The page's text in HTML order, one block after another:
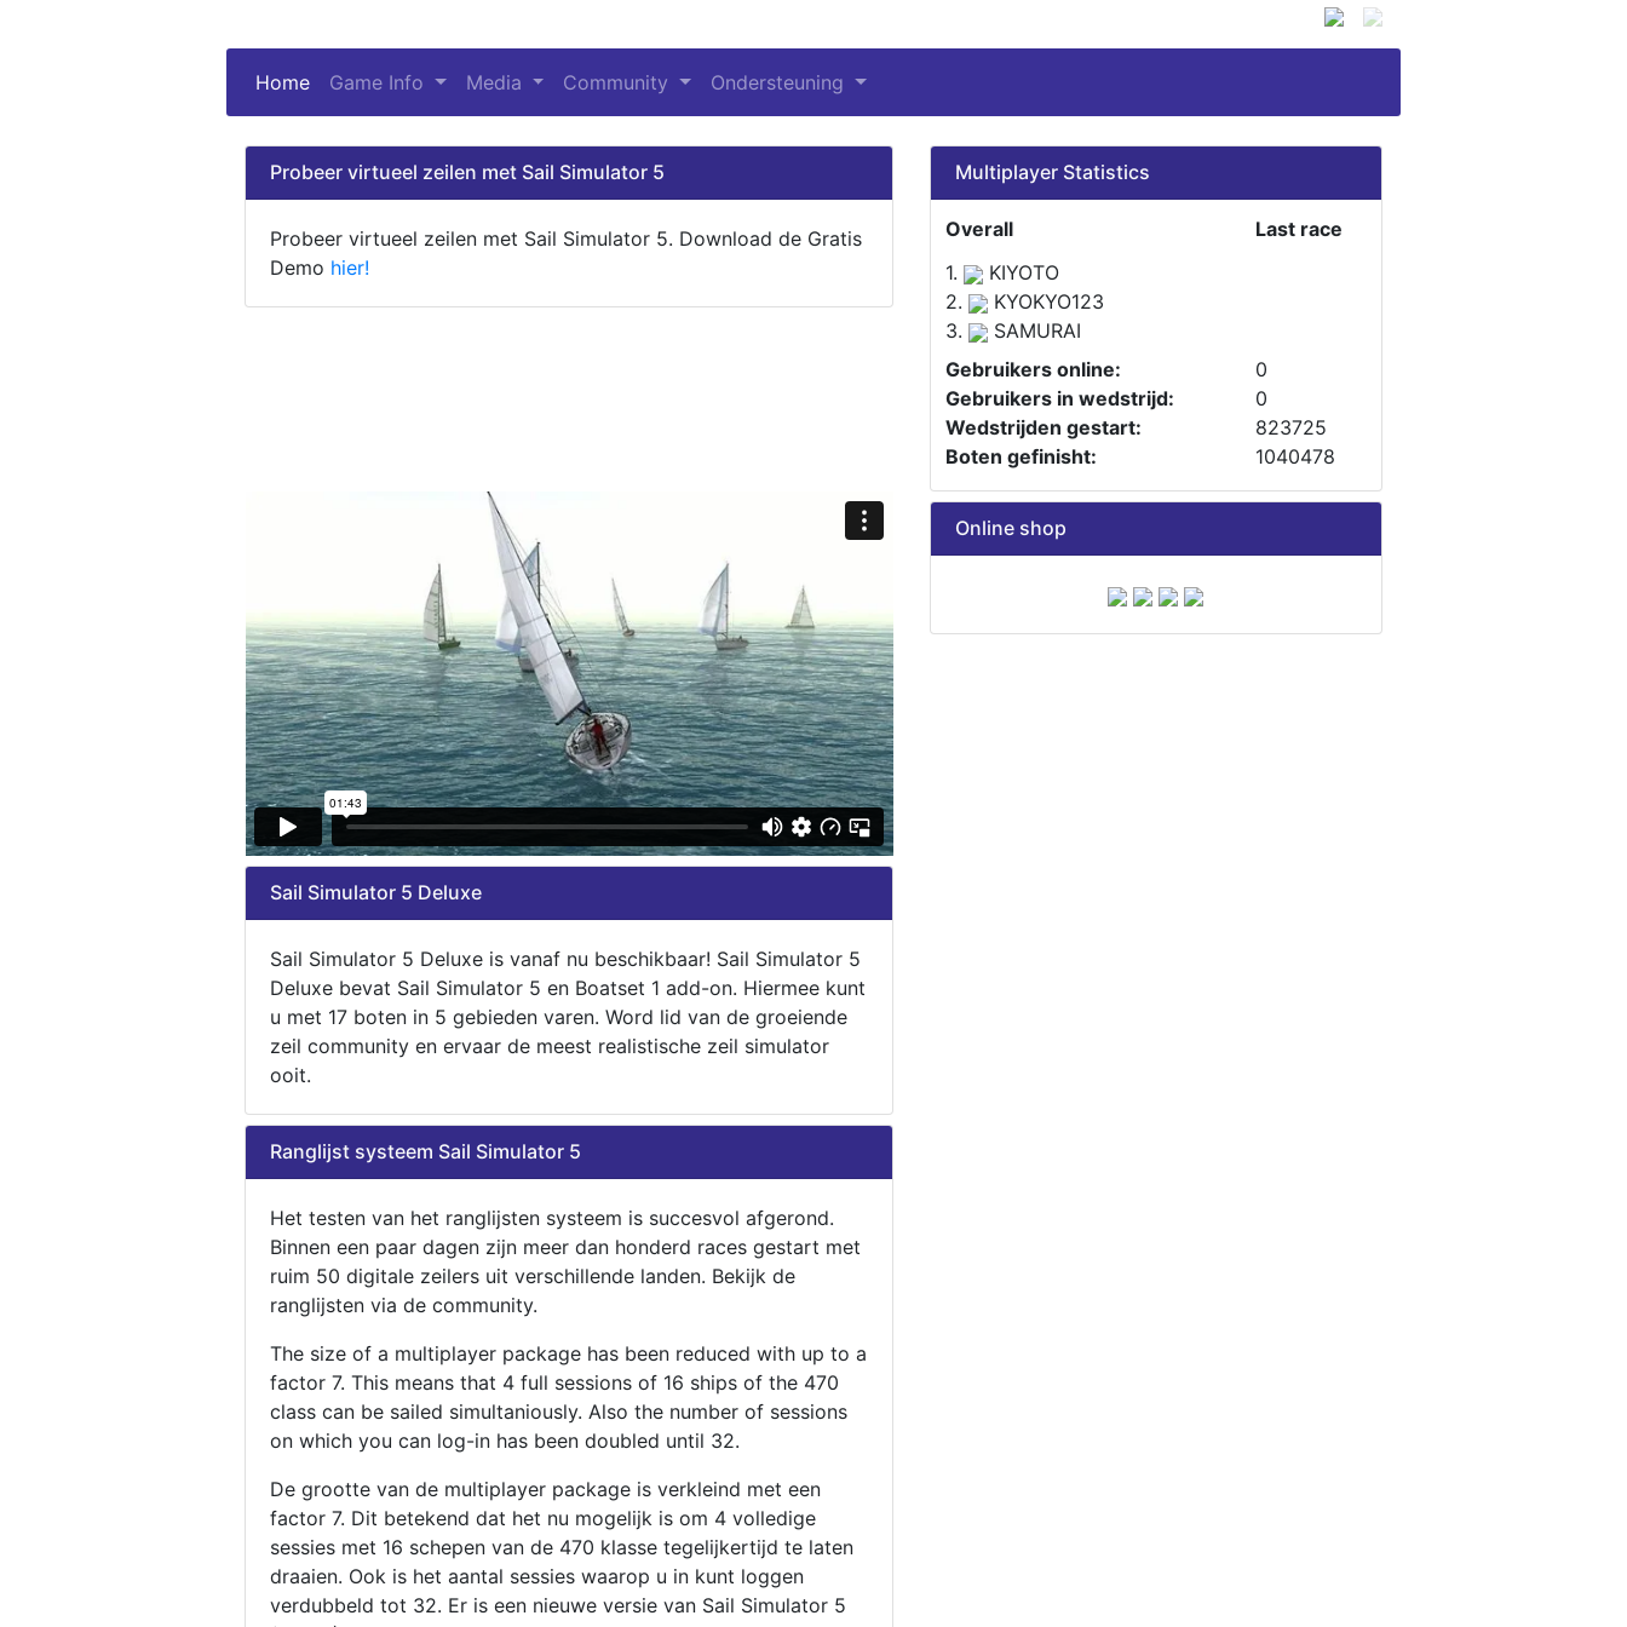
Home (current)
Game Info Media Community Ondersteuning
Probeer virtueel zeilen met Sail Simulator 5
Probeer virtueel zeilen met Sail Simulator 5. Download de Gratis
Demo hier!
Multiplayer Statistics
Overall
Last race
1.
KIYOTO
2.
KYOKYO123
3.
SAMURAI
Gebruikers online:
0
Gebruikers in wedstrijd:
0
Wedstrijden gestart:
823725
Boten gefinisht:
1040478
Sail Simulator 5 Deluxe
Sail Simulator 5 Deluxe is vanaf nu beschikbaar! Sail Simulator 5
Deluxe bevat Sail Simulator 5 en Boatset 1 add-on. Hiermee kunt
u met 17 boten in 5 gebieden varen. Word lid van de groeiende
zeil community en ervaar de meest realistische zeil simulator
ooit.
Ranglijst systeem Sail Simulator 5
Het testen van het ranglijsten systeem is succesvol afgerond.
Binnen een paar dagen zijn meer dan honderd races gestart met
ruim 50 digitale zeilers uit verschillende landen. Bekijk de
ranglijsten via de community.
The size of a multiplayer package has been reduced with up to a
factor 7. This means that 4 full sessions of 16 ships of the 470
class can be sailed simultaniously. Also the number of sessions
on which you can log-in has been doubled until 32.
De grootte van de multiplayer package is verkleind met een
factor 7. Dit betekend dat het nu mogelijk is om 4 volledige
sessies met 16 schepen van de 470 klasse tegelijkertijd te laten
draaien. Ook is het aantal sessies waarop u in kunt loggen
verdubbeld tot 32. Er is een nieuwe versie van Sail Simulator 5
Online shop